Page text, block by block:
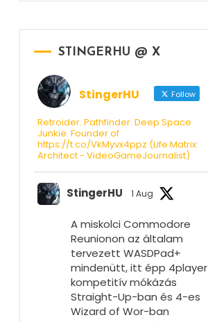
STINGERHU @ X
StingerHU Follow
Retroider. Pathfinder. Deep Space
Junkie. Founder of
https://t.co/VkMyvx4ppz (Life Matrix:
Architect - VideoGameJournalist)
StingerHU 1 Aug
A miskolci Commodore
Reunionon az általam
tervezett WASDPad+
mindenütt, itt épp 4player
kompetitív mókázás
Straight-Up-ban és 4-es
Wizard of Wor-ban